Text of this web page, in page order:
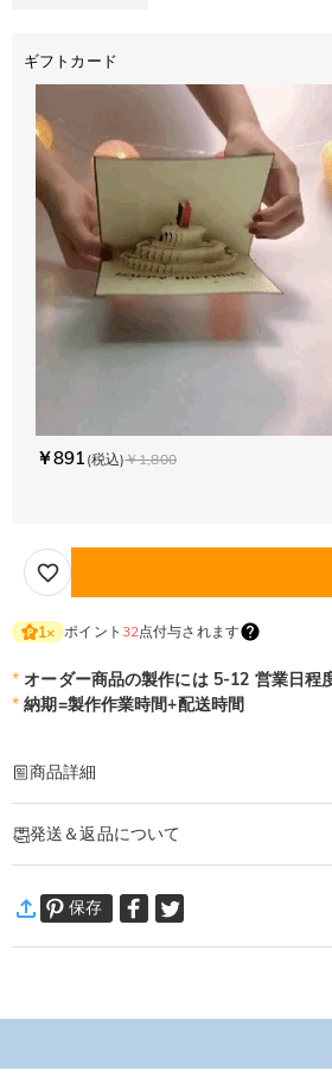
ギフトカード
￥891 (税込)￥1,800
1× ポイント 32点付与されます
* オーダー商品の製作には 5-12 営業日程
* 納期=製作作業時間+配送時間
商品詳細
あなたの気持ちを形に出来るオーダーメイドのブ
大切な人へ、自分へのご褒美に。特別な時に贈
あなただけの一品をおつくりします。
ブレスレット詳細
サイズ:195 mm
発送＆返品について
万一、ご注文商品にご満足いただけない
詳細はこちら
保存